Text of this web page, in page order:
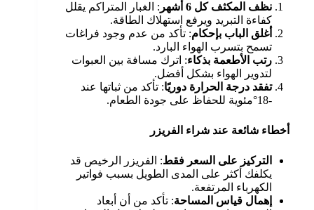
نظف المكثف كل 6 أشهر
: الغبار المتراكم يقلل
كفاءة التبريد ويرفع استهلاك الطاقة.
أغلق الباب بإحكام: تأكد من عدم وجود فراغات
تسمح بتسرب الهواء البارد.
رتب الأطعمة بذكاء: اترك مسافة بين العبوات
لتدوير الهواء بشكل أفضل.
تفقد درجة الحرارة دوريًا: تأكد من ثباتها عند
-18°مئوية للحفاظ على جودة الطعام.
أخطاء شائعة عند شراء الفريزر
التركيز على السعر فقط: الفريزر الرخيص قد
يكلفك أكثر على المدى الطويل بسبب فواتير
الكهرباء المرتفعة.
إهمال قياس المساحة: تأكد من أن أبعاد